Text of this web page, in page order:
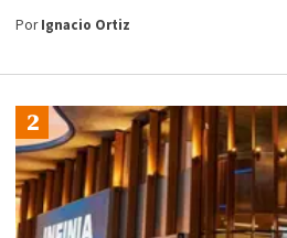
PorIgnacio Ortiz